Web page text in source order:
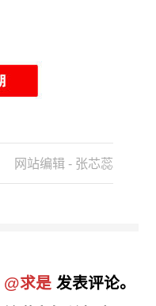
网站编辑 - 张芯蕊
@求是 发表评论。